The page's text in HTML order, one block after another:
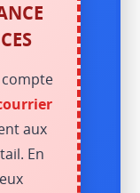
compte
aux
En